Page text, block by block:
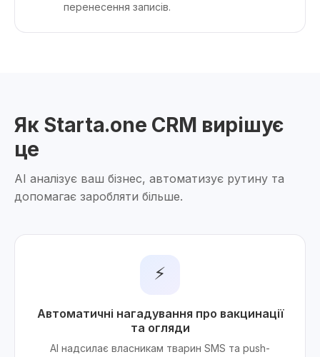
перенесення записів.
Як Starta.one CRM вирішує
це
AI аналізує ваш бізнес, автоматизує рутину та
допомагає заробляти більше.
⚡
Автоматичні нагадування про вакцинації
та огляди
AI надсилає власникам тварин SMS та push-